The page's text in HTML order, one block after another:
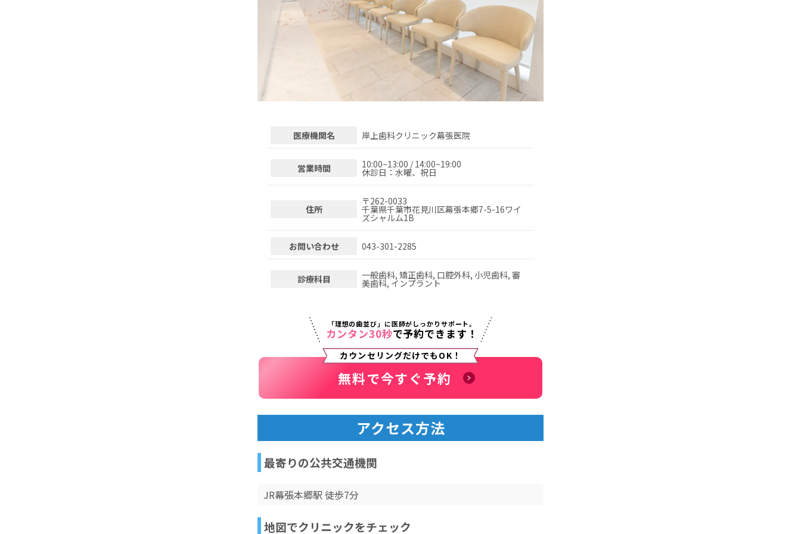
医療機関名 岸上歯科クリニック幕張医院
営業時間 10:00~13:00 / 14:00~19:00
休診日：水曜、祝日
住所
〒262-0033
千葉県千葉市花見川区幕張本郷7-5-16ワイ
ズシャルム1B
お問い合わせ 043-301-2285
診療科目 一般歯科, 矯正歯科, 口腔外科, 小児歯科, 審
美歯科, インプラント
「理想の歯並び」に医師がしっかりサポート。
カンタン30秒で予約できます！
カウンセリングだけでもOK！
無料で今すぐ予約
アクセス方法
最寄りの公共交通機関
JR幕張本郷駅 徒歩7分
地図でクリニックをチェック